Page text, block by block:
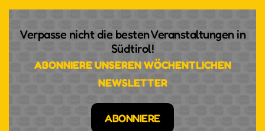
Verpasse nicht die besten Veranstaltungen in
Südtirol!
ABONNIERE UNSEREN WÖCHENTLICHEN
NEWSLETTER
ABONNIERE